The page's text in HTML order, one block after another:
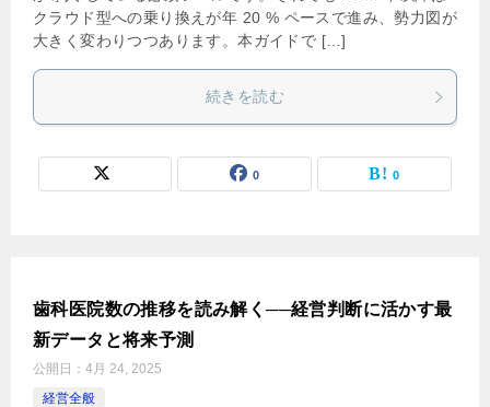
クラウド型への乗り換えが年 20 % ペースで進み、勢力図が
大きく変わりつつあります。本ガイドで […]
続きを読む
0 0
歯科医院数の推移を読み解く──経営判断に活かす最
新データと将来予測
公開日： 4月 24, 2025
経営全般